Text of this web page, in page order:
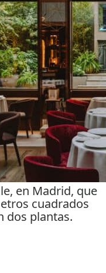
en Madrid, que
cuadrados
dos plantas.